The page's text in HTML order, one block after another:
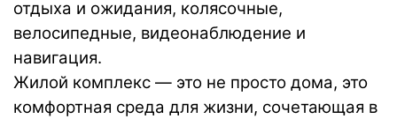
отдыха и ожидания, колясочные,
велосипедные, видеонаблюдение и
навигация.
Жилой комплекс — это не просто дома, это
комфортная среда для жизни, сочетающая в